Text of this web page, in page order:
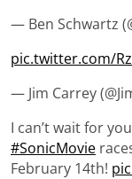
— Ben Schwartz
pic.twitter.com/
— Jim Carrey
I can’t wait for
#SonicMovie
February 14th!